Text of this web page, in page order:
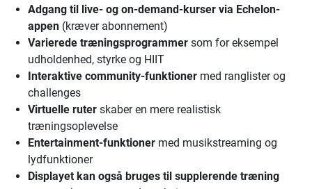
Adgang til live- og on-demand-kurser via Echelon-
appen (kræver abonnement)
Varierede træningsprogrammer som for eksempel
udholdenhed, styrke og HIIT
Interaktive community-funktioner med ranglister og
challenges
Virtuelle ruter skaber en mere realistisk
træningsoplevelse
Entertainment-funktioner med musikstreaming og
lydfunktioner
Displayet kan også bruges til supplerende træning